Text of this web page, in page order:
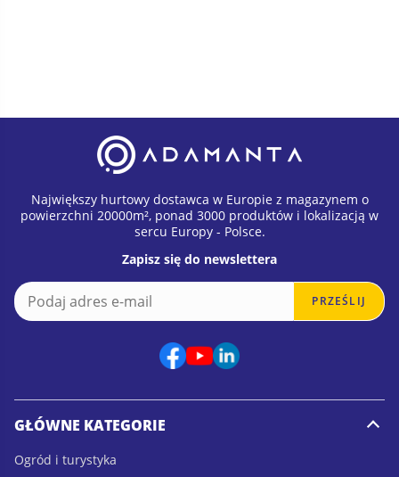
Największy hurtowy dostawca w Europie z magazynem o
powierzchni 20000m², ponad 3000 produktów i lokalizacją w
sercu Europy - Polsce.
Zapisz się do newslettera
m
a
E
m
a
E
m
PRZEŚLIJ
GŁÓWNE KATEGORIE
Ogród i turystyka